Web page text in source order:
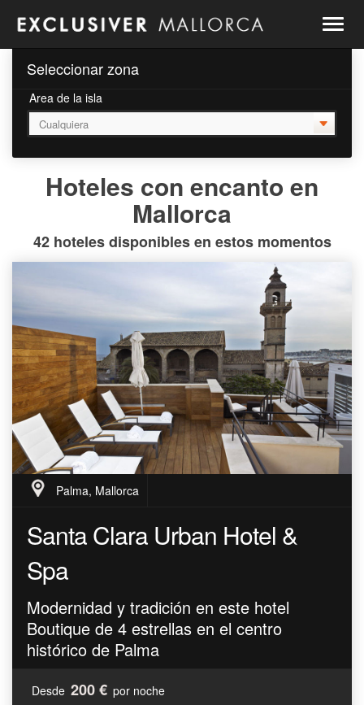
Seleccionar zona
Area de la isla
Hoteles con encanto en
Mallorca
42 hoteles disponibles en estos momentos
Palma, Mallorca
Santa Clara Urban Hotel &
Spa
Modernidad y tradición en este hotel
Boutique de 4 estrellas en el centro
histórico de Palma
Desde 200 € por noche